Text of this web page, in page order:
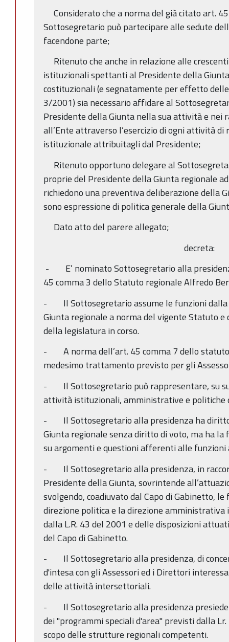
Considerato che a norma del già citato art.
Sottosegretario può partecipare alle sedute
facendone parte;
Ritenuto che anche in relazione alle
istituzionali spettanti al Presidente della
costituzionali (e segnatamente per effetto
3/2001) sia necessario affidare al
Presidente della Giunta nella sua attività e
all’Ente attraverso l’esercizio di ogni attività
istituzionale attribuitagli dal Presidente;
Ritenuto opportuno delegare al
proprie del Presidente della Giunta regionale
richiedono una preventiva deliberazione della
sono espressione di politica generale della
Dato atto del parere allegato;
decreta:
- E’ nominato Sottosegretario alla
45 comma 3 dello Statuto regionale Alfredo
- Il Sottosegretario assume le funzioni dalla
Giunta regionale a norma del vigente Statuto
della legislatura in corso.
- A norma dell’art. 45 comma 7 dello
medesimo trattamento previsto per gli
- Il Sottosegretario può rappresentare, su
attività istituzionali, amministrative e politiche
- Il Sottosegretario alla presidenza ha diritto
Giunta regionale senza diritto di voto, ma ha
su argomenti e questioni afferenti alle
- Il Sottosegretario alla presidenza, in
Presidente della Giunta, sovrintende
svolgendo, coadiuvato dal Capo di Gabinetto,
direzione politica e la direzione
dalla L.R. 43 del 2001 e delle disposizioni
del Capo di Gabinetto.
- Il Sottosegretario alla presidenza, di
d'intesa con gli Assessori ed i Direttori
delle attività intersettoriali.
- Il Sottosegretario alla presidenza presiede
dei "programmi speciali d'area" previsti dalla
scopo delle strutture regionali competenti.